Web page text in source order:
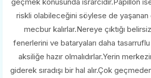
riskli olabileceğini söylese de yaşanan
mecbur kalırlar.Nereye çıktığı
fenerlerini ve bataryaları daha tasarruflu
aksiliğe hazır olmalıdırlar.Yerin
giderek sıradışı bir hal alır.Çok geçmeden